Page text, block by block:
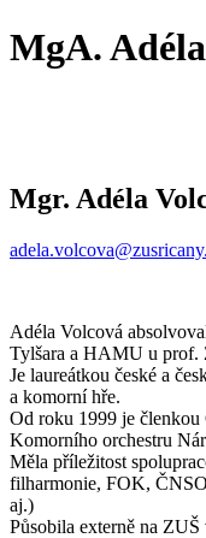
MgA.
Mgr. Adéla
Adéla Volcová
Tylšara a HAMU u prof.
Je laureátkou české a
a komorní hře.
Od roku 1999 je členkou
Komorního orchestru
Měla příležitost
filharmonie, FOK,
aj.)
Působila externě na